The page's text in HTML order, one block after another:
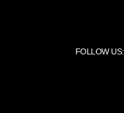
FOLLOW US: